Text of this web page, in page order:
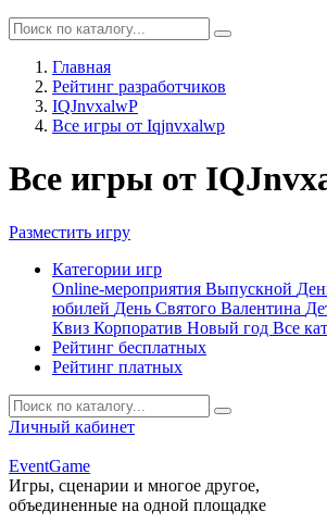
Главная
Рейтинг разработчиков
IQJnvxalwP
Все игры от Iqjnvxalwp
Все игры от
Разместить игру
Категории игр
Online-мероприятия Выпускной
юбилей День Святого Валентина
Квиз Корпоратив Новый год Все
Рейтинг бесплатных
Рейтинг платных
Личный кабинет
EventGame
Игры, сценарии и многое другое,
объединенные на одной площадке